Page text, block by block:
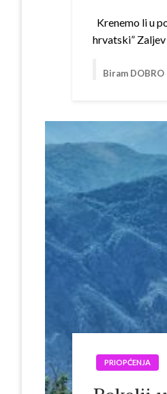
Krenemo li u
hrvatski”
Biram DOBRO
PRIOPĆENJA